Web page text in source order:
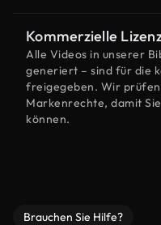
Kommerzielle
Alle Videos in unserer
generiert – sind für die
freigegeben. Wir
Markenrechte, damit
können.
Brauchen Sie Hilfe?